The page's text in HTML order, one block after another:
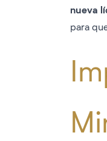
nueva
para